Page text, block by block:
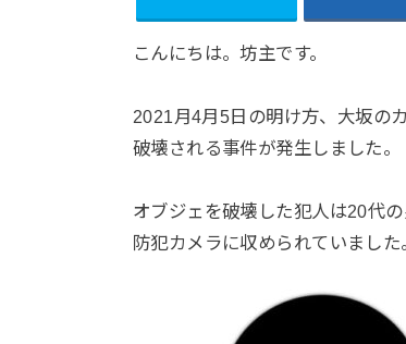
こんにちは。坊主です。
2021月4月5日の明け方、大坂の
破壊される事件が発生しました。
オブジェを破壊した犯人は20代
防犯カメラに収められていました